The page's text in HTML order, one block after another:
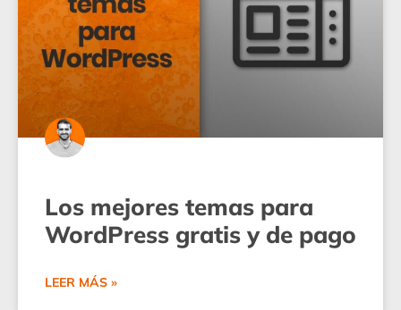
Los mejores temas para
WordPress gratis y de pago
LEER MÁS »